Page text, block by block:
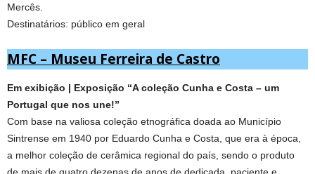
Mercês.
Destinatários: público em geral
MFC – Museu Ferreira de Castro
Em exibição | Exposição “A coleção Cunha e Costa – um
Portugal que nos une!”
Com base na valiosa coleção etnográfica doada ao Município
Sintrense em 1940 por Eduardo Cunha e Costa, que era à época,
a melhor coleção de cerâmica regional do país, sendo o produto
de mais de quatro dezenas de anos de dedicada, paciente e